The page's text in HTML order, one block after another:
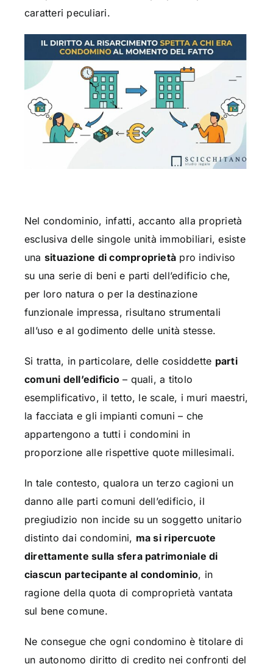
caratteri peculiari.
Nel condominio, infatti, accanto alla proprietà
esclusiva delle singole unità immobiliari, esiste
una situazione di comproprietà pro indiviso
su una serie di beni e parti dell’edificio che,
per loro natura o per la destinazione
funzionale impressa, risultano strumentali
all’uso e al godimento delle unità stesse.
Si tratta, in particolare, delle cosiddette parti
comuni dell’edificio– quali, a titolo
esemplificativo, il tetto, le scale, i muri maestri,
la facciata e gli impianti comuni – che
appartengono a tutti i condomini in
proporzione alle rispettive quote millesimali.
In tale contesto, qualora un terzo cagioni un
danno alle parti comuni dell’edificio, il
pregiudizio non incide su un soggetto unitario
distinto dai condomini, ma si ripercuote
direttamente sulla sfera patrimoniale di
ciascun partecipante al condominio, in
ragione della quota di comproprietà vantata
sul bene comune.
Ne consegue che ogni condomino è titolare di
un autonomo diritto di credito nei confronti del